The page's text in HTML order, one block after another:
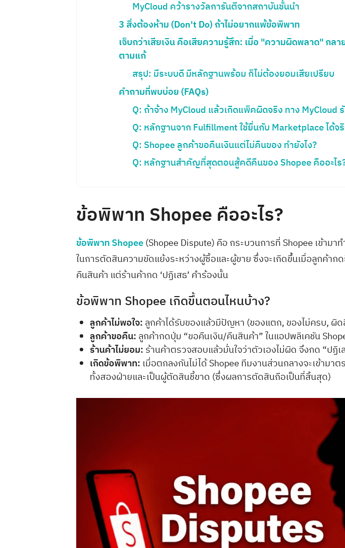
MyCloud คว้ารางวัลการันตีจากสถาบันชั้นนำ
3 สิ่งต้องห้าม (Don't Do) ถ้าไม่อยากแพ้ข้อพิพาท
เจ็บกว่าเสียเงิน คือเสียความรู้สึก: เมื่อ "ความผิดพลาด" กลา
ตามแก้
สรุป: มีระบบดี มีหลักฐานพร้อม ก็ไม่ต้องยอมเสียเปรียบ
คำถามที่พบบ่อย (FAQs)
Q: ถ้าจ้าง MyCloud แล้วเกิดแพ็คผิดจริง ทาง MyCloud
Q: หลักฐานจาก Fulfillment ใช้ยื่นกับ Marketplace ได้จ
Q: Shopee ลูกค้าขอคืนเงินแต่ไม่คืนของ ทำยังไง?
Q: หลักฐานสำคัญที่สุดตอนสู้คดีคืนของ Shopee คืออะไร
ข้อพิพาท Shopee คืออะไร?
ข้อพิพาท Shopee(Shopee Dispute) คือ กระบวนการที่ Shopee เข้ามาท
ในการตัดสินความขัดแย้งระหว่างผู้ซื้อและผู้ขาย ซึ่งจะเกิดขึ้นเมื่อลูกค้าก
คืนสินค้า แต่ร้านค้ากด ‘ปฏิเสธ’ คำร้องนั้น
ข้อพิพาท Shopee เกิดขึ้นตอนไหนบ้าง?
ลูกค้าไม่พอใจ: ลูกค้าได้รับของแล้วมีปัญหา (ของแตก, ของไม่ครบ, ผิ
ลูกค้าขอคืน: ลูกค้ากดปุ่ม “ขอคืนเงิน/คืนสินค้า” ในแอปพลิเคชัน
ร้านค้าไม่ยอม: ร้านค้าตรวจสอบแล้วมั่นใจว่าตัวเองไม่ผิด จึงกด “ปฏิ
เกิดข้อพิพาท: เมื่อตกลงกันไม่ได้ Shopee ทีมงานส่วนกลางจะเข้ามา
ทั้งสองฝ่ายและเป็นผู้ตัดสินชี้ขาด (ซึ่งผลการตัดสินถือเป็นที่สิ้นสุด)